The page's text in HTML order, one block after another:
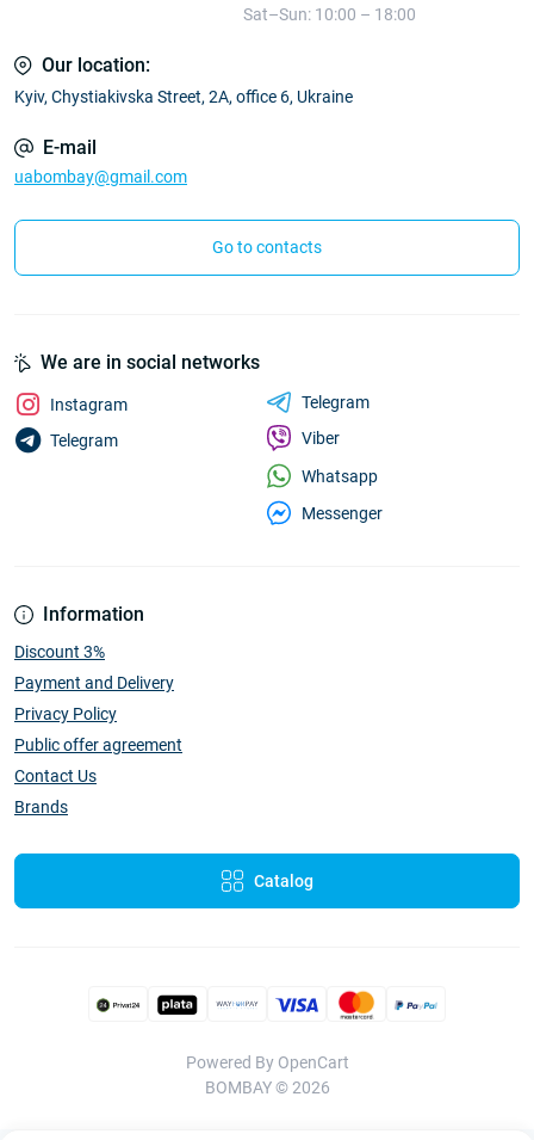
Sat–Sun: 10:00 – 18:00
Our location:
Kyiv, Chystiakivska Street, 2A, office 6, Ukraine
E-mail
uabombay@gmail.com
Go to contacts
Information
Discount 3%
Payment and Delivery
Privacy Policy
Public offer agreement
Contact Us
Brands
Catalog
We are in social networks
Instagram
Telegram
Telegram
Viber
Whatsapp
Messenger
Powered By OpenCart
BOMBAY © 2026